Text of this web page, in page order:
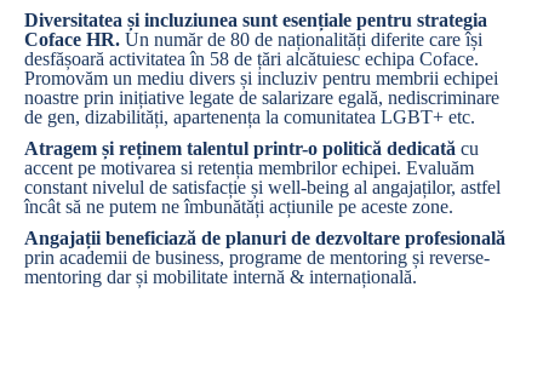
Diversitatea și incluziunea sunt esențiale pentru strategia
Coface HR. Un număr de 80 de naționalități diferite care își
desfășoară activitatea în 58 de țări alcătuiesc echipa Coface.
Promovăm un mediu divers și incluziv pentru membrii echipei
noastre prin inițiative legate de salarizare egală, nediscriminare
de gen, dizabilități, apartenența la comunitatea LGBT+ etc.
Atragem și reținem talentul printr-o politică dedicată cu
accent pe motivarea si retenția membrilor echipei. Evaluăm
constant nivelul de satisfacție și well-being al angajaților, astfel
încât să ne putem ne îmbunătăți acțiunile pe aceste zone.
Angajații beneficiază de planuri de dezvoltare profesională
prin academii de business, programe de mentoring și reverse-
mentoring dar și mobilitate internă & internațională.